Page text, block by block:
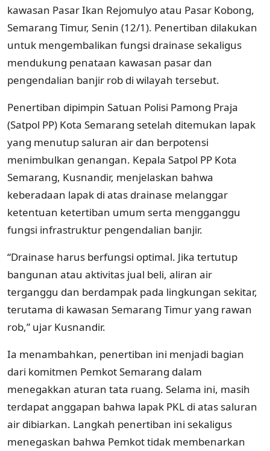
kawasan Pasar Ikan Rejomulyo atau Pasar Kobong,
Semarang Timur, Senin (12/1). Penertiban dilakukan
untuk mengembalikan fungsi drainase sekaligus
mendukung penataan kawasan pasar dan
pengendalian banjir rob di wilayah tersebut.
Penertiban dipimpin Satuan Polisi Pamong Praja
(Satpol PP) Kota Semarang setelah ditemukan lapak
yang menutup saluran air dan berpotensi
menimbulkan genangan. Kepala Satpol PP Kota
Semarang, Kusnandir, menjelaskan bahwa
keberadaan lapak di atas drainase melanggar
ketentuan ketertiban umum serta mengganggu
fungsi infrastruktur pengendalian banjir.
“Drainase harus berfungsi optimal. Jika tertutup
bangunan atau aktivitas jual beli, aliran air
terganggu dan berdampak pada lingkungan sekitar,
terutama di kawasan Semarang Timur yang rawan
rob,” ujar Kusnandir.
Ia menambahkan, penertiban ini menjadi bagian
dari komitmen Pemkot Semarang dalam
menegakkan aturan tata ruang. Selama ini, masih
terdapat anggapan bahwa lapak PKL di atas saluran
air dibiarkan. Langkah penertiban ini sekaligus
menegaskan bahwa Pemkot tidak membenarkan